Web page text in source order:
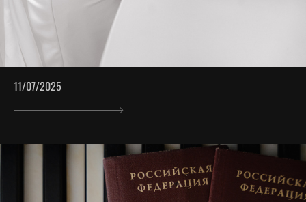
11/07/2025